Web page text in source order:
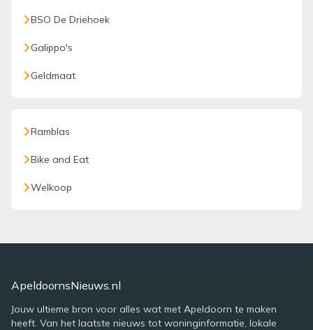
BSO De Driehoek
Galippo's
Geldmaat
Ramblas
Bike and Eat
Welkoop
ApeldoornsNieuws.nl
Jouw ultieme bron voor alles wat met Apeldoorn te maken
heeft. Van het laatste nieuws tot woninginformatie, lokale